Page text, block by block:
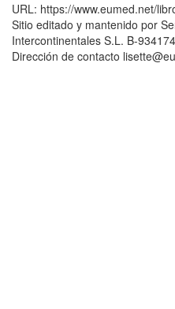
URL: https://www.eumed.net/
Sitio editado y mantenido por
Intercontinentales S.L. B-
Dirección de contacto